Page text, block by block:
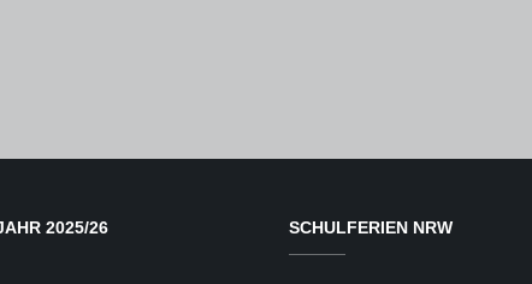
2025/26 SCHULFERIEN NRW